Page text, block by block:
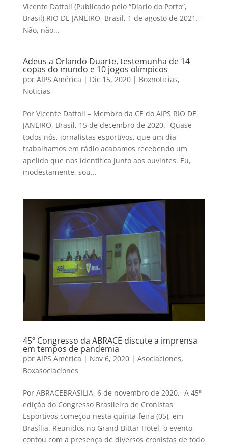
Vicente Dattoli (Publicado pelo “Diario do Porto”,
Brasil) RIO DE JANEIRO, Brasil, 1 de agosto de 2021.-
Não, não...
Adeus a Orlando Duarte, testemunha de 14
copas do mundo e 10 jogos olímpicos
por AIPS América | Dic 15, 2020| Boxnoticias,
Noticias
Por Vicente Dattoli – Membro da CE do AIPS RIO DE
JANEIRO, Brasil, 15 de decembro de 2020.- Quase
todos nós, jornalistas esportivos, que um dia
trabalhamos em rádio acabamos recebendo um
apelido que nos identifica junto aos ouvintes. Eu,
modestamente, sou...
45º Congresso da ABRACE discute a imprensa
em tempos de pandemia
por AIPS América | Nov 6, 2020| Asociaciones,
Boxasociaciones
Por ABRACEBRASILIA, 6 de novembro de 2020.- A 45ª
edição do Congresso Brasileiro de Cronistas
Esportivos começou nesta quinta-feira (05), em
Brasília. Reunidos no Grand Bittar Hotel, o evento
contou com a presença de diversos cronistas de todo